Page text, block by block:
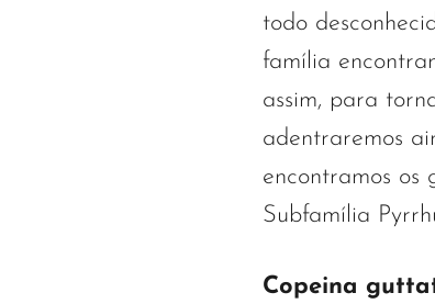
todo
família
assim, para
adentraremos
encontramos os
Subfamília
Copeina